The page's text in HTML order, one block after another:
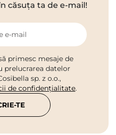
căsuța ta de e-mail!
e-mail
primesc mesaje de
prelucrarea datelor
sp. z o.o.,
de confidențialitate.
TE